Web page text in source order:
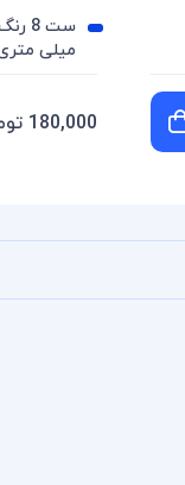
میلی
180,000 تومان